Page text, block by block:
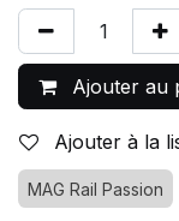
Ajouter au
Ajouter à la
MAG Rail Passion